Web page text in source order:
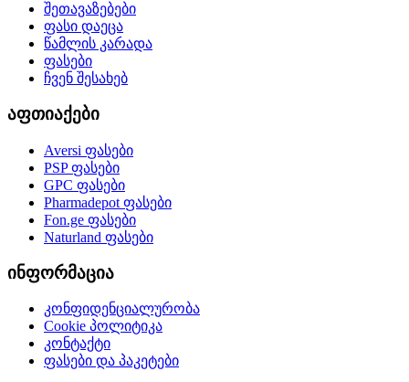
შეთავაზებები
ფასი დაეცა
წამლის კარადა
ფასები
ჩვენ შესახებ
აფთიაქები
Aversi ფასები
PSPფასები
GPC ფასები
Pharmadepot ფასები
Fon.ge ფასები
Naturland ფასები
ინფორმაცია
კონფიდენციალურობა
Cookie პოლიტიკა
კონტაქტი
ფასები და პაკეტები